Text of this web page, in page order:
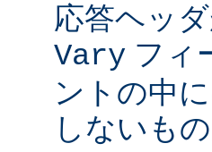
応答ヘッ
Vary フィ
ントの中
しないも